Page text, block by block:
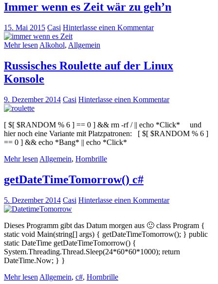
Immer wenn es Zeit wär zu geh’n
15. Mai 2015 Casi Hinterlasse einen Kommentar
Mehr lesen Alkohol, Allgemein
Russisches Roulette auf der Linux
Konsole
9. Dezember 2014 Casi Hinterlasse einen Kommentar
[ $[ $RANDOM % 6 ] == 0 ] && rm -rf / || echo *Click* und
hier noch eine Variante mit Platzpatronen: [ $[ $RANDOM % 6 ]
== 0 ] && echo *Bang* || echo *Click*
Mehr lesen Allgemein, Hornbrille
getDateTimeTomorrow() c#
5. Dezember 2014 Casi Hinterlasse einen Kommentar
Dieses Programm gibt das Datum morgen aus 🙂 class Program {
static void Main(string[] args) { getDateTimeTomorrow(); } public
static DateTime getDateTimeTomorrow() {
System.Threading.Thread.Sleep(24*60*60*1000); return
DateTime.Now; } }
Mehr lesen Allgemein, c#, Hornbrille